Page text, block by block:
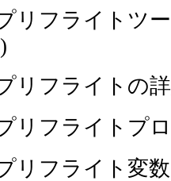
リフライトツ
リフライトの
リフライトプ
リフライト変